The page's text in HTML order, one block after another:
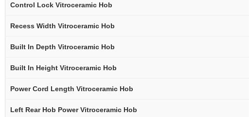
Control Lock Vitroceramic Hob
Recess Width Vitroceramic Hob
Built In Depth Vitroceramic Hob
Built In Height Vitroceramic Hob
Power Cord Length Vitroceramic Hob
Left Rear Hob Power Vitroceramic Hob